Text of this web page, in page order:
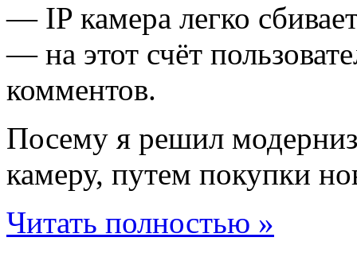
— IP камера легко
— на этот счёт
комментов.
Посему я решил
камеру, путем покупки
Читать полностью »